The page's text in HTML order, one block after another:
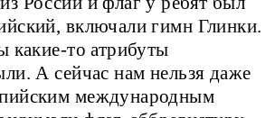
включали гимн Глинки.
какие-то атрибуты
А сейчас нам нельзя даже
международным